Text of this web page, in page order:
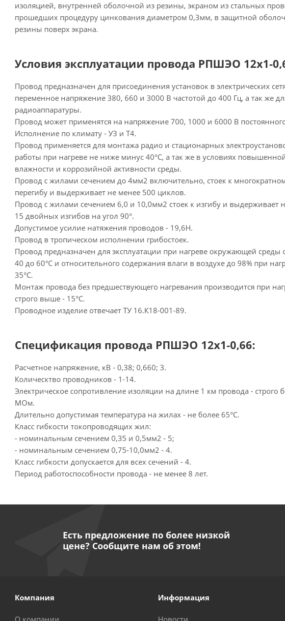
изоляцией, внутренней оболочной из резины, экраном из стальных
прошедших процедуру цинкования диаметром 0,3мм, в защитной
резины поверх экрана.
Условия эксплуатации провода РПШЭО 12х1-
Провод предназначен для присоединения установок в электрических
переменное напряжение 380, 660 и 3000 В частотой до 400 Гц, а так же
радиоаппаратуры.
Провод может применятся на напряжение 700, 1000 и 6000 В
Исполнение по климату - У3 и Т4.
Провод применяется для монтажа радио и стационарных
работы при нагреве не ниже минус 40°С, а так же в условиях
влажности и коррозийной активности среды.
Провод с жилами сечением до 4мм2 включительно, стоек к
перегибу и выдерживает не менее 500 циклов.
Провод с жилами сечением 6,0 и 10,0мм2 стоек к изгибу и выдерживает
15 двойных изгибов на угол 90°.
Допустимое усилие натяжения проводов - 19,6Н.
Провод в тропическом исполнении грибостоек.
Провод предназначен для эксплуатации при нагреве окружающей среды
40 до 60°С и относительного содержания влаги в воздухе до 98% при
35°С.
Монтаж провода без предшествующего нагревания производится при
строго выше - 15°С.
Проводное изделие отвечает ТУ 16.К18-001-89.
Спецификация провода РПШЭО 12х1-0,66:
Расчетное напряжение, кВ - 0,38; 0,660; 3.
Колическтво проводников - 1-14.
Электрическое сопротивление изоляции на длине 1 км провода - строго
МОм.
Длительно допустимая температура на жилах - не более 65°С.
Класс гибкости токопроводящих жил:
- номинальным сечением 0,35 и 0,5мм2 - 5;
- номинальным сечением 0,75-10,0мм2 - 4.
Класс гибкости допускается для всех сечений - 4.
Период работоспособности провода - не менее 8 лет.
Есть предложение по более низкой
цене? Сообщите нам об этом!
Компания
О компании
Информация
Новости